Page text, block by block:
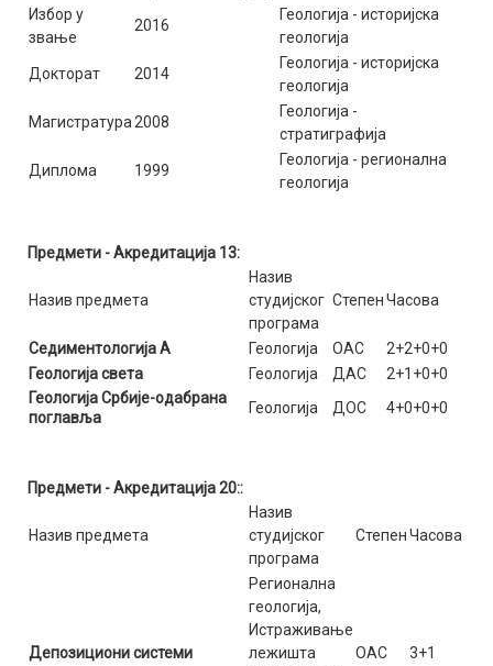
Избор у
звање
2016
Геологија - историјска
геологија
Докторат 2014
Геологија - историјска
геологија
Магистратура 2008
Геологија -
стратиграфија
Диплома 1999
Геологија - регионална
геологија
Предмети - Акредитација 13:
Назив предмета
Назив
студијског
програма
СтепенЧасова
Седиментологија А Геологија ОАС
2+2+0+0
Геологија света
Геологија ДАС
2+1+0+0
Геологија Србије-одабрана
поглавља
Геологија ДОС 4+0+0+0
Предмети - Акредитација 20::
Назив предмета
Назив
студијског
програма
СтепенЧасова
Депозициони системи
Регионална
геологија,
Истраживање
лежишта
ОАС 3+1